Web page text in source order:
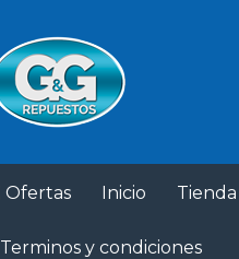
Ofertas Inicio Tienda
Terminos y condiciones